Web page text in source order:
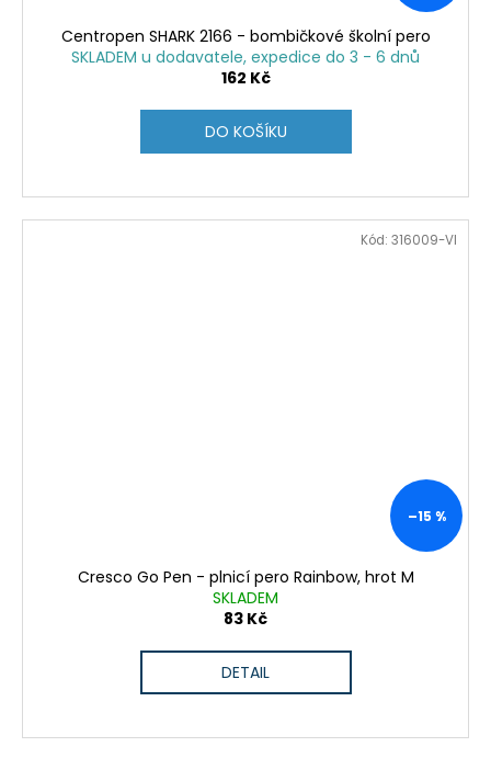
Centropen SHARK 2166 - bombičkové školní pero
SKLADEM u dodavatele, expedice do 3 - 6 dnů
162 Kč
DO KOŠÍKU
–15 %
Cresco Go Pen - plnicí pero Rainbow, hrot M
SKLADEM
83 Kč
DETAIL
Kód: 316009-VI